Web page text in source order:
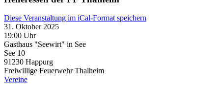
Diese Veranstaltung im iCal-Format speichern
31. Oktober 2025
19:00 Uhr
Gasthaus "Seewirt" in See
See 10
91230 Happurg
Freiwillige Feuerwehr Thalheim
Vereine